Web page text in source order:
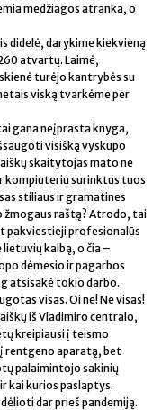
medžiagos atranka, o
didelė, darykime kiekvieną
atvartų. Laimė,
turėjo kantrybės su
viską tvarkėme per
gana neįprasta knyga,
visišką vyskupo
skaitytojas mato ne
kompiuteriu surinktus tuos
stiliaus ir gramatines
žmogaus raštą? Atrodo, tai
pakviestieji profesionalūs
kalbą, o čia –
dėmesio ir pagarbos
atsisakė tokio darbo.
visas. Oi ne! Ne visas!
iš Vladimiro centralo,
kreipiausi į teismo
rentgeno aparatą, bet
palaimintojo sakinių
kai kurios paslaptys.
dar prieš pandemiją.